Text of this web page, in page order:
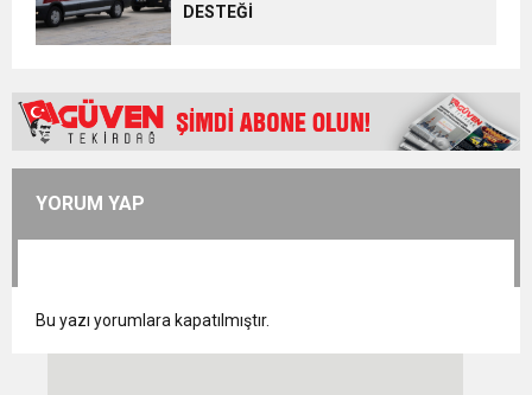
DESTEĞİ
YORUM YAP
Bu yazı yorumlara kapatılmıştır.